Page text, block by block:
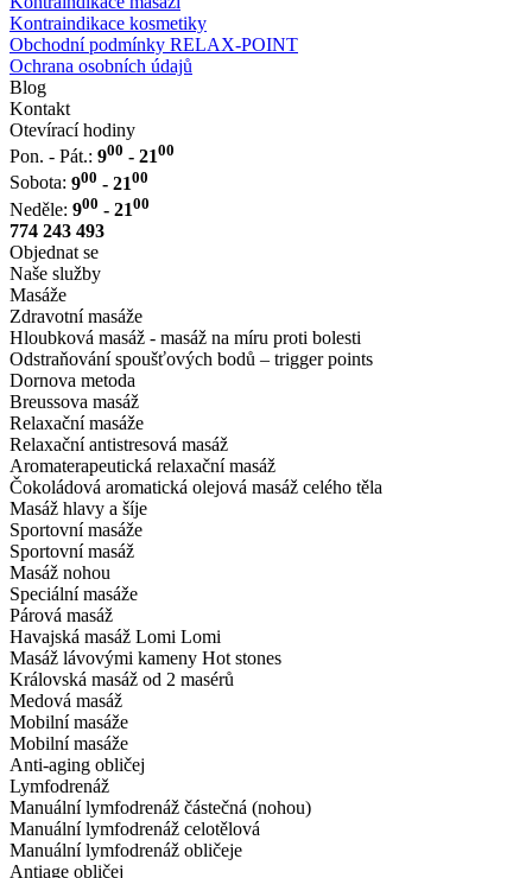
Kontraindikace kosmetiky
Obchodní podmínky RELAX-POINT
Ochrana osobních údajů
Blog
Kontakt
Otevírací hodiny
Pon. - Pát.: 900 - 2100
Sobota: 900 - 2100
Neděle: 900 - 2100
774 243 493
Objednat se
Naše služby
Masáže
Zdravotní masáže
Hloubková masáž - masáž na míru proti bolesti
Odstraňování spoušťových bodů – trigger points
Dornova metoda
Breussova masáž
Relaxační masáže
Relaxační antistresová masáž
Aromaterapeutická relaxační masáž
Čokoládová aromatická olejová masáž celého těla
Masáž hlavy a šíje
Sportovní masáže
Sportovní masáž
Masáž nohou
Speciální masáže
Párová masáž
Havajská masáž Lomi Lomi
Masáž lávovými kameny Hot stones
Královská masáž od 2 masérů
Medová masáž
Mobilní masáže
Mobilní masáže
Anti-aging obličej
Lymfodrenáž
Manuální lymfodrenáž částečná (nohou)
Manuální lymfodrenáž celotělová
Manuální lymfodrenáž obličeje
Antiage obličej